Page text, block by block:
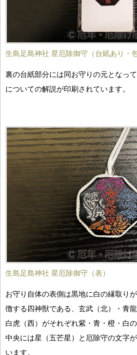
生島足島神社 星厄除御守（台紙あり・
裏の台紙部分には同お守りの元となっ
についての解説が印刷されています。
生島足島神社 星厄除御守（表）
お守り自体の表側は黒地に白の縁取り
徴する四神獣である、玄武（北）・青
白虎（西）がそれぞれ紫・青・橙・白
中央には星（五芒星）と厄除守の文字
います。